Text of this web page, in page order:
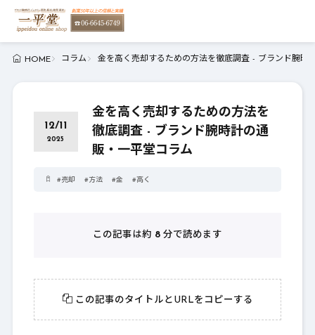
HOME コラム 金を高く売却するための方法を徹底調査 - ブランド腕時
12/11
2025
金を高く売却するための方法を
徹底調査 - ブランド腕時計の通
販・一平堂コラム
#売却 #方法 #金 #高く
この記事は約 8 分で読めます
この記事のタイトルとURLをコピーする